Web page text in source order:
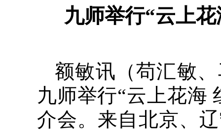
九师举行“云上
额敏讯（苟汇敏
九师举行“云上花海
介会。来自北京、